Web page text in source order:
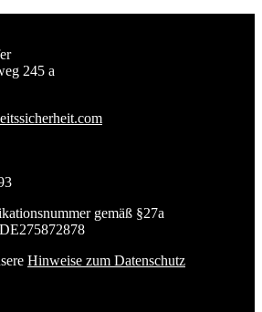
245 a
gemäß §27a
Hinweise zum Datenschutz